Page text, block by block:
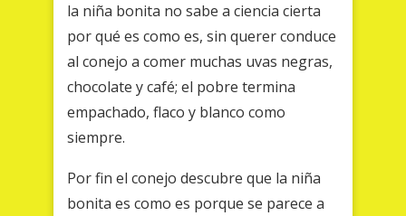
la niña bonita no sabe a ciencia cierta
por qué es como es, sin querer conduce
al conejo a comer muchas uvas negras,
chocolate y café; el pobre termina
empachado, flaco y blanco como
siempre.
Por fin el conejo descubre que la niña
bonita es como es porque se parece a